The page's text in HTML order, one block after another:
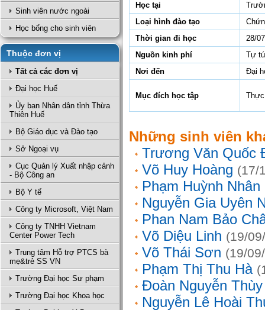
Sinh viên nước ngoài
Học bổng cho sinh viên
Thuộc đơn vị
Tất cả các đơn vị
Đại học Huế
Ủy ban Nhân dân tỉnh Thừa
Thiên Huế
Bộ Giáo dục và Đào tạo
Sở Ngoại vụ
Cục Quản lý Xuất nhập cảnh
- Bộ Công an
Bộ Y tế
Công ty Microsoft, Việt Nam
Công ty TNHH Vietnam
Center Power Tech
Trung tâm Hỗ trợ PTCS bà
mẹ&trẻ SS VN
Trường Đại học Sư phạm
Trường Đại học Khoa học
Học tại
Loại hình đào tạo
Thời gian đi học
28/
Nguồn kinh phí
Tự
Nơi đến
Đại
Mục đích học tập Thực
Những sinh viên
Trương Văn Quốc
Võ Huy Hoàng (17/
Phạm Huỳnh Nhân
Nguyễn Gia Uyên
Phan Nam Bảo
Võ Diệu Linh (19/
Võ Thái Sơn (19/
Phạm Thị Thu Hà
Đoàn Nguyễn
Nguyễn Lê Hoài